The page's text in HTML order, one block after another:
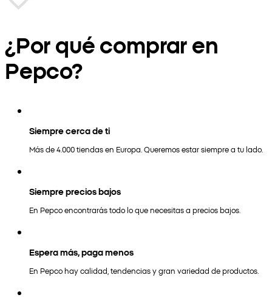
¿Por qué comprar en
Pepco?
Siempre cerca de ti
Más de 4.000 tiendas en Europa. Queremos estar siempre a tu lado.
Siempre precios bajos
En Pepco encontrarás todo lo que necesitas a precios bajos.
Espera más, paga menos
En Pepco hay calidad, tendencias y gran variedad de productos.